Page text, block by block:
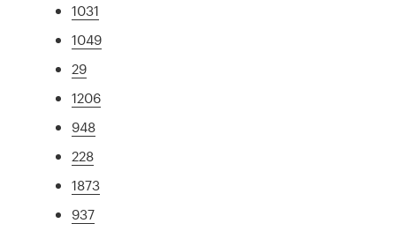
1031
1049
29
1206
948
228
1873
937